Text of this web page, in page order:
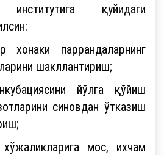
институтига қуйидаги
хонаки паррандаларнинг
шакллантириш;
йўлга қўйиш
синовдан ўтказиш
мос, ихчам